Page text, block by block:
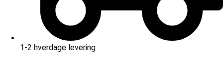
1-2 hverdage levering